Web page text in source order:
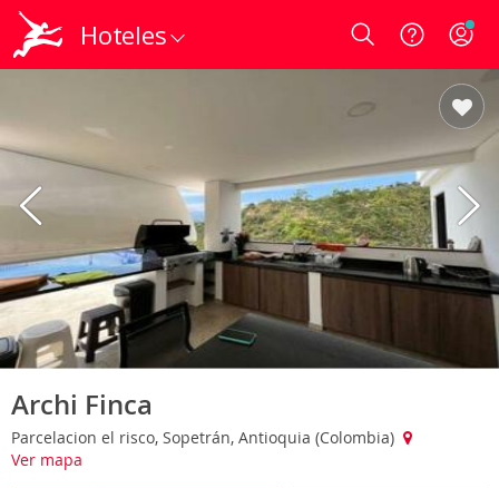
Hoteles Login
Archi Finca
Parcelacion el risco, Sopetrán, Antioquia (Colombia)
Ver mapa